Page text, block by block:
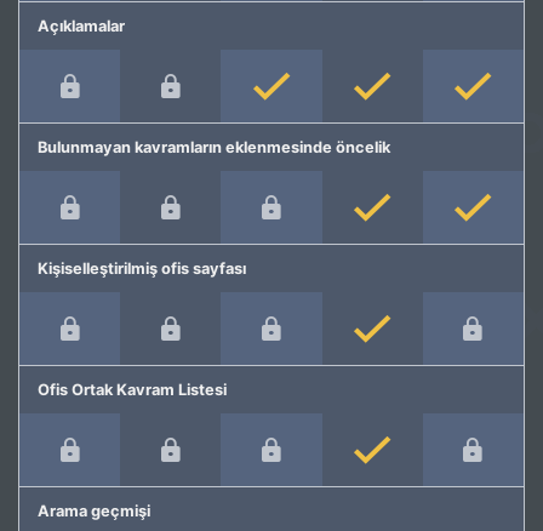
Açıklamalar
Bulunmayan kavramların eklenmesinde öncelik
Kişiselleştirilmiş ofis sayfası
Ofis Ortak Kavram Listesi
Arama geçmişi